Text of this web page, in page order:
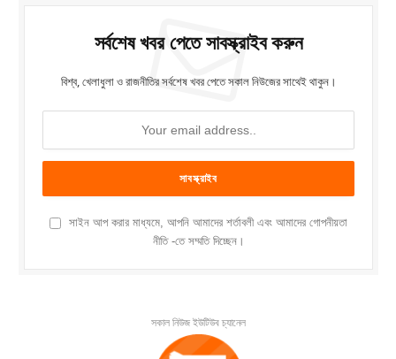
সর্বশেষ খবর পেতে সাবস্ক্রাইব করুন
বিশ্ব, খেলাধুলা ও রাজনীতির সর্বশেষ খবর পেতে সকাল নিউজের সাথেই থাকুন।
সাইন আপ করার মাধ্যমে, আপনি আমাদের শর্তাবলী এবং আমাদের গোপনীয়তা
নীতি -তে সম্মতি দিচ্ছেন।
সকাল নিউজ ইউটিউব চ্যানেল